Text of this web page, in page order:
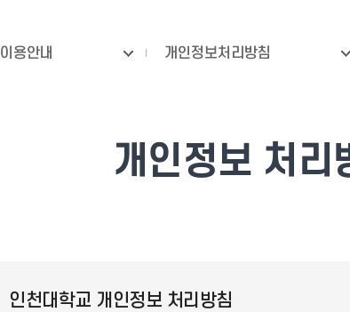
이용안내 개인정보처리방침
개인정보 처
인천대학교 개인정보 처리방침